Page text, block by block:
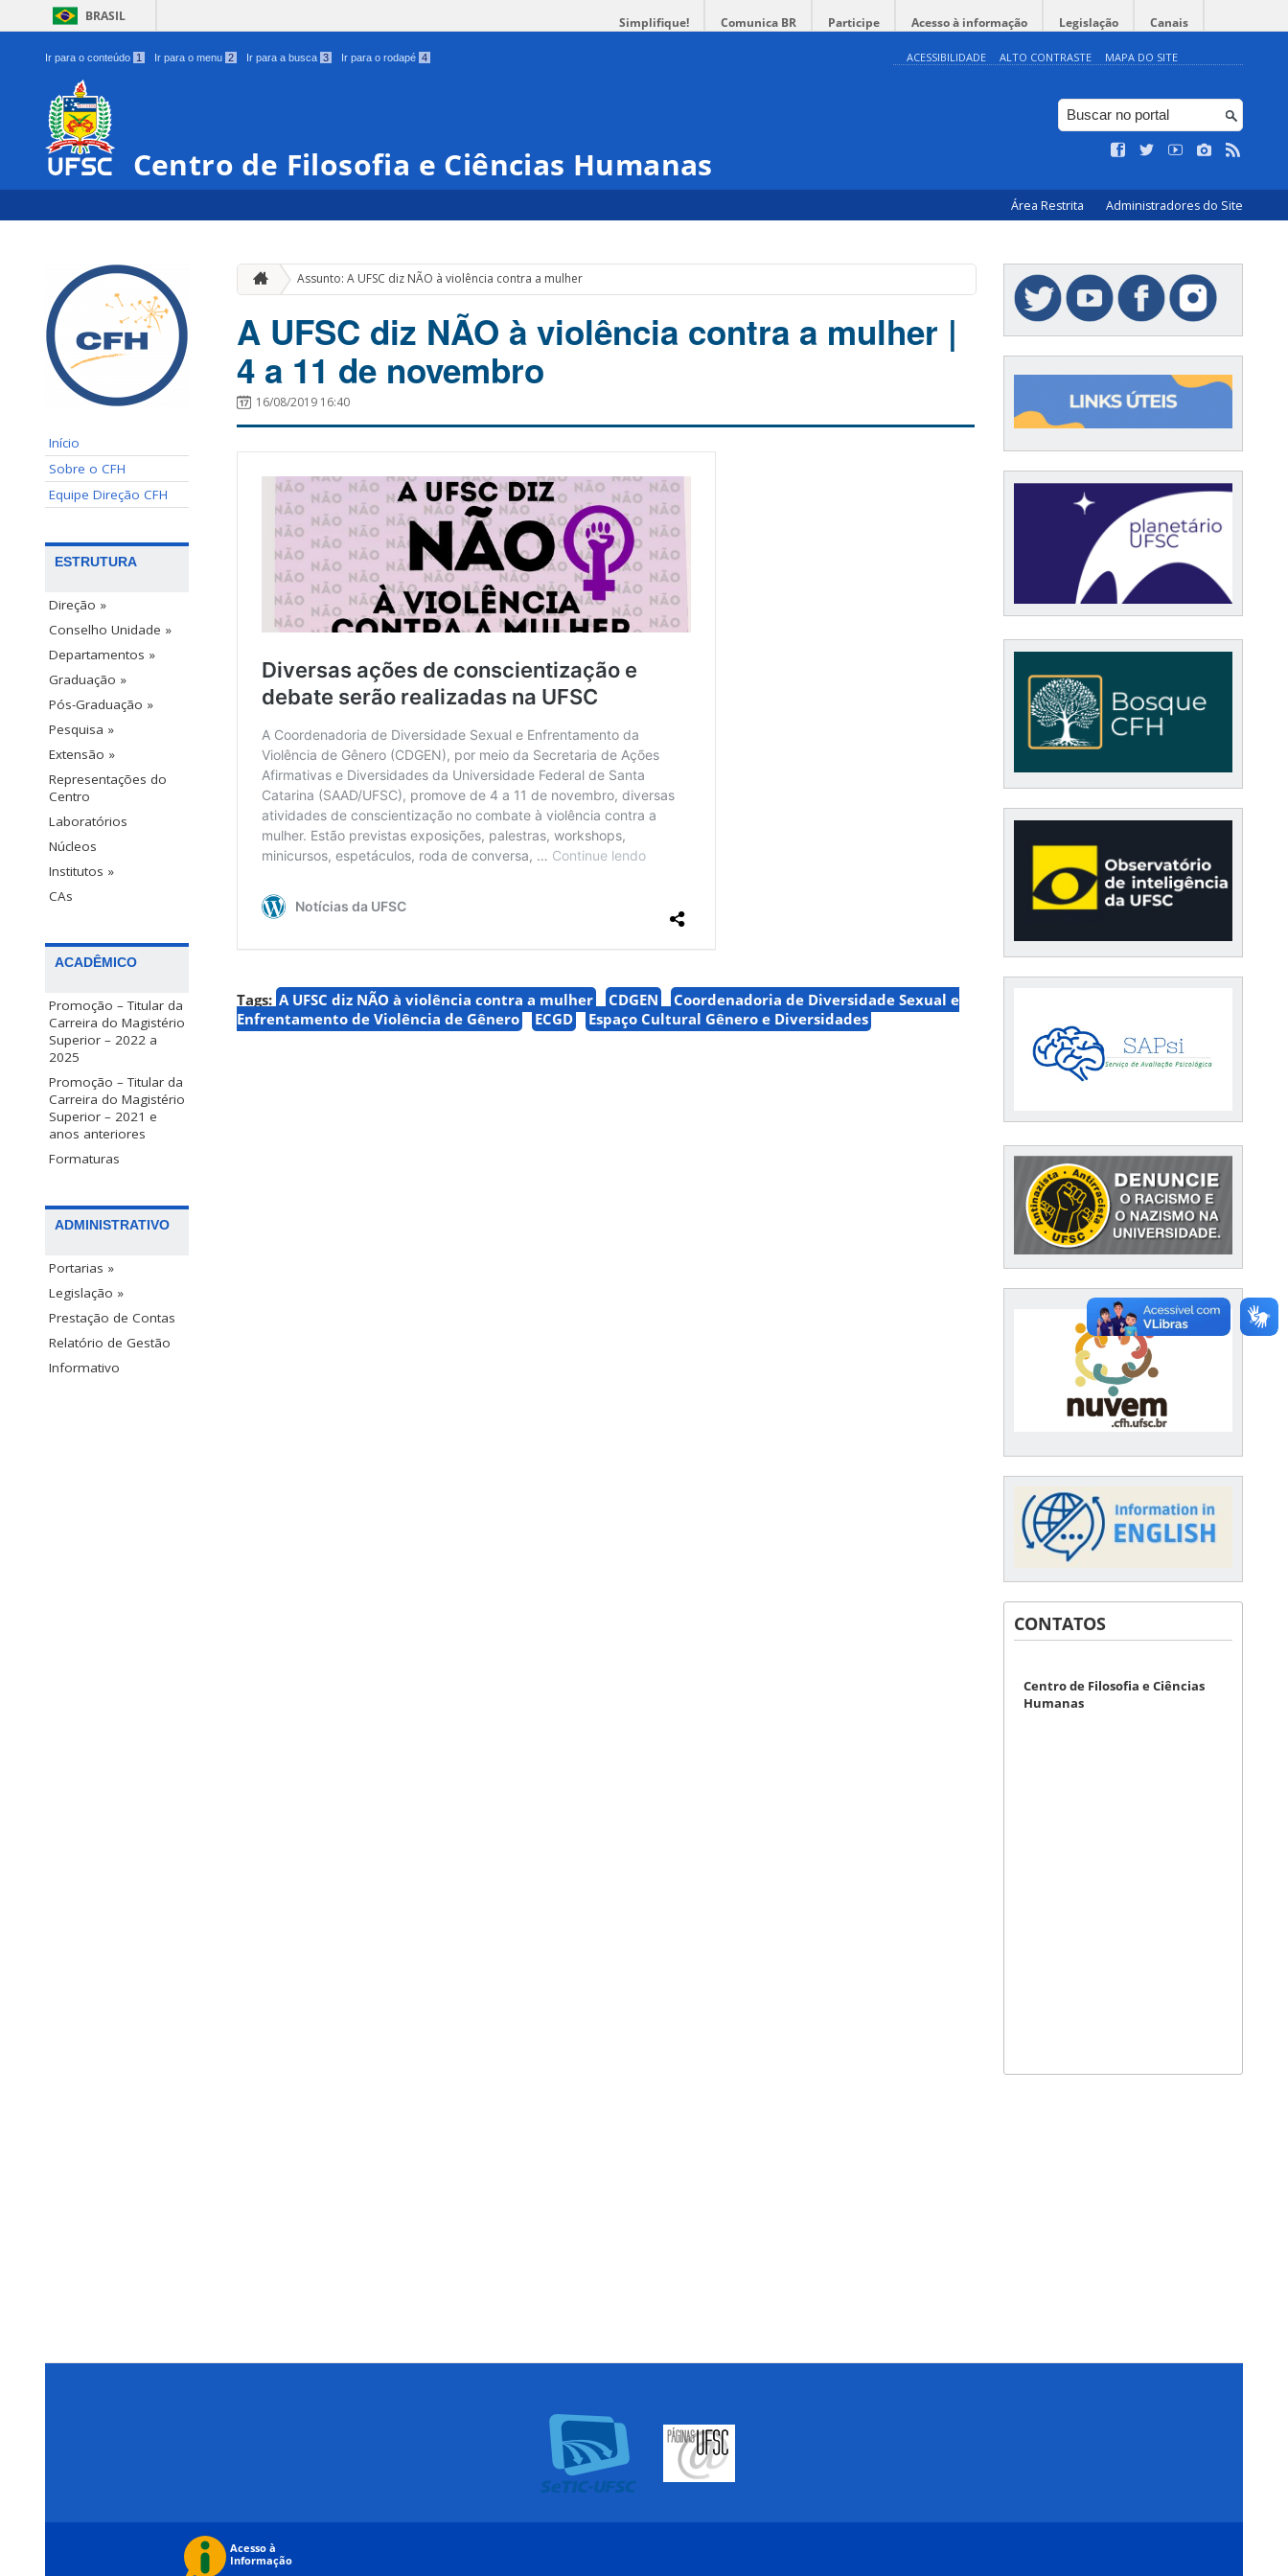
BRASIL Simplifique! Comunica BR Participe Acesso à informação Legislação Canais
Ir para o conteúdo 1 Ir para o menu 2 Ir para a busca 3 Ir para o rodapé 4 ACESSIBILIDADE ALTO CONTRASTE MAPA DO SITE
Centro de Filosofia e Ciências Humanas
Área Restrita Administradores do Site
Início
Sobre o CFH
Equipe Direção CFH
ESTRUTURA
Direção »
Conselho Unidade »
Departamentos »
Graduação »
Pós-Graduação »
Pesquisa »
Extensão »
Representações do
Centro
Laboratórios
Núcleos
Institutos »
CAs
ACADÊMICO
Promoção – Titular da
Carreira do Magistério
Superior – 2022 a
2025
Promoção – Titular da
Carreira do Magistério
Superior – 2021 e
anos anteriores
Formaturas
ADMINISTRATIVO
Portarias »
Legislação »
Prestação de Contas
Relatório de Gestão
Informativo
Assunto: A UFSC diz NÃO à violência contra a mulher
A UFSC diz NÃO à violência contra a mulher |
4 a 11 de novembro
16/08/2019 16:40
Tags: A UFSC diz NÃO à violência contra a mulher CDGEN
Coordenadoria de Diversidade Sexual e
Enfrentamento de Violência de Gênero
ECGD Espaço Cultural Gênero e Diversidades
CONTATOS
Centro de Filosofia e Ciências
Humanas